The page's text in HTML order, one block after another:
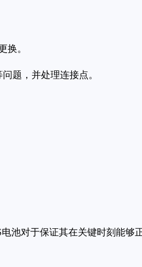
换。
题，并处理连接点。
池对于保证其在关键时刻能够